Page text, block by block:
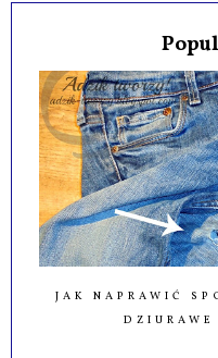
JAK NAPRAWIĆ